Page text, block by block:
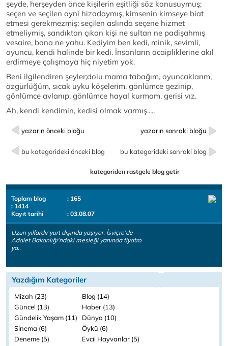
şeyde, herşeyden önce kişilerin eşitliği söz konusuymuş;
seçen ve seçilen ayni hizadaymış, kimsenin kimseye biat
etmesi gerekmezmiş; seçilen aslında seçene hizmet
etmeliymiş, sandıktan çıkan kişi ne sultan ne padişahmış
vesaire, bana ne yahu. Kediyim ben kedi, minik, sevimli,
oyuncu, kendi halinde bir kedi. İnsanların acaipliklerine akıl
erdirmeye çalışmaya hiç niyetim yok.
Beni ilgilendiren şeyler;dolu mama tabağım, oyuncaklarım,
özgürlüğüm, sıcak uyku köşelerim, gönlümce gezinip,
gönlümce avlanıp, gönlümce hayal kurmam, gerisi vız.
Ah, kendi kendimin, kedisi olmak varmış.....
yazarın önceki bloğu yazarın sonraki bloğu
bu kategorideki önceki blog bu kategorideki sonraki blog
kategoriden rastgele blog getir
Toplam blog
: 165
: 1414
Kayıt tarihi
: 03.08.07
Uzun yıllardır yurt dışında yaşıyor. İsviçre'de
Adalet Bakanlığı'ndaki mesleği yanında tiyatro
ya..
Yazdığım Kategoriler
Mizah (23)
Blog (14)
Güncel (13)
Haber (13)
Gündelik Yaşam (11)
Dünya (10)
Sinema (6)
Öykü (6)
Deneme (5)
Evcil Hayvanlar (5)